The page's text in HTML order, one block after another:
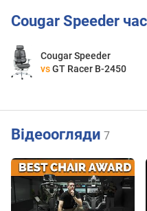
Cougar Speeder
Cougar Speeder
vs GT Racer B-2450
Відеоогляди 7